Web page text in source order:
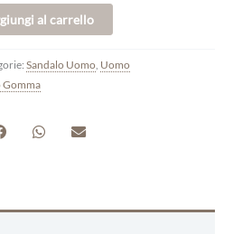
al carrello
Sandalo Uomo Uomo
Gomma